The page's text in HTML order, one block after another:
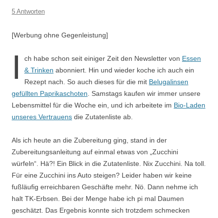
5 Antworten
[Werbung ohne Gegenleistung]
I ch habe schon seit einiger Zeit den Newsletter von Essen
& Trinken abonniert. Hin und wieder koche ich auch ein
Rezept nach. So auch dieses für die mit Belugalinsen
gefüllten Paprikaschoten . Samstags kaufen wir immer unsere
Lebensmittel für die Woche ein, und ich arbeitete im Bio-Laden
unseres Vertrauens die Zutatenliste ab.
Als ich heute an die Zubereitung ging, stand in der
Zubereitungsanleitung auf einmal etwas von „Zucchini
würfeln“. Hä?! Ein Blick in die Zutatenliste. Nix Zucchini. Na toll.
Für eine Zucchini ins Auto steigen? Leider haben wir keine
fußläufig erreichbaren Geschäfte mehr. Nö. Dann nehme ich
halt TK-Erbsen. Bei der Menge habe ich pi mal Daumen
geschätzt. Das Ergebnis konnte sich trotzdem schmecken